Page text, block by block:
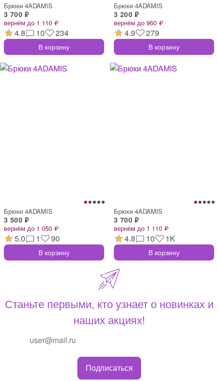
Брюки 4ADAMIS
3 700 ₽
вернём до 1 110 ₽
4.8 10 234
В корзину
Брюки 4ADAMIS
3 200 ₽
вернём до 960 ₽
4.9 279
В корзину
Брюки 4ADAMIS
3 500 ₽
вернём до 1 050 ₽
5.0 1 90
В корзину
Брюки 4ADAMIS
3 700 ₽
вернём до 1 110 ₽
4.8 10 1K
В корзину
Станьте первыми, кто узнает о новинках и
наших акциях!
Подписаться